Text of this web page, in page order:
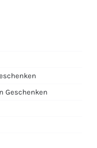
Geschenken